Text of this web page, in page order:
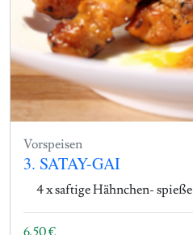
Vorspeisen
3. SATAY-GAI
4 x saftige Hähnchen-
6,50€